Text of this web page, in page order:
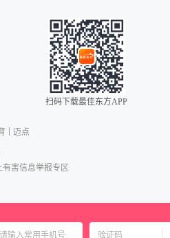
扫码下载最佳东方APP
迈点
有害信息举报专区
00853
0034